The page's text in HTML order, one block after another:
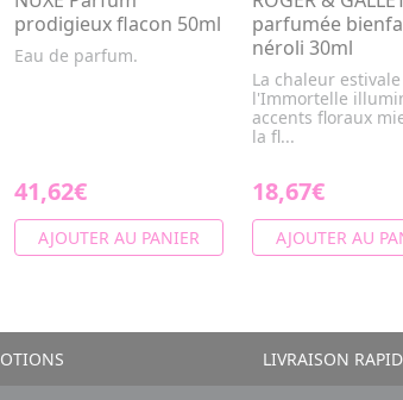
prodigieux flacon 50ml
Eau de parfum.
41,62€
AJOUTER AU PANIER
parfumée
néroli 30ml
La chaleur
l'Immortelle
accents floraux
la fl...
18,67€
AJOUTER AU
LIVRAISON